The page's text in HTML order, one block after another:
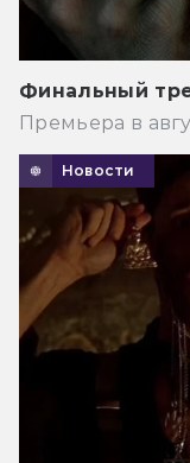
Финальный
Премьера в
Новости